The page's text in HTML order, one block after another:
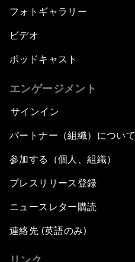
フォトギャラリー
ビデオ
ポッドキャスト
エンゲージメント
サインイン
パートナー（組織）について
参加する（個人、組織）
プレスリリース登録
ニュースレター購読
連絡先 (英語のみ)